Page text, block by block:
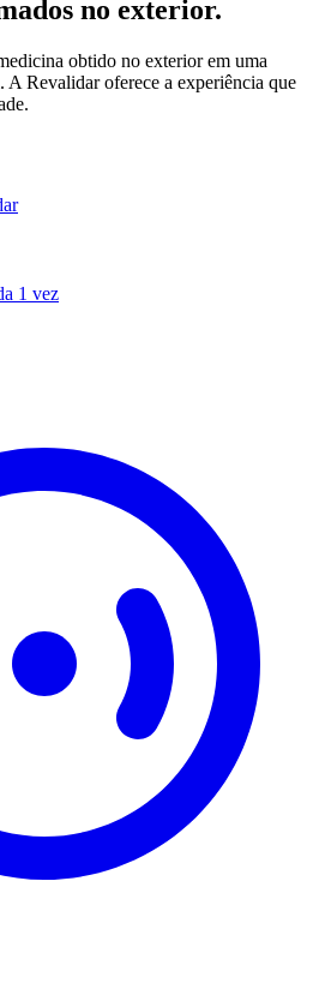
no exterior.
obtido no exterior em uma
A Revalidar oferece a experiência que
1 vez